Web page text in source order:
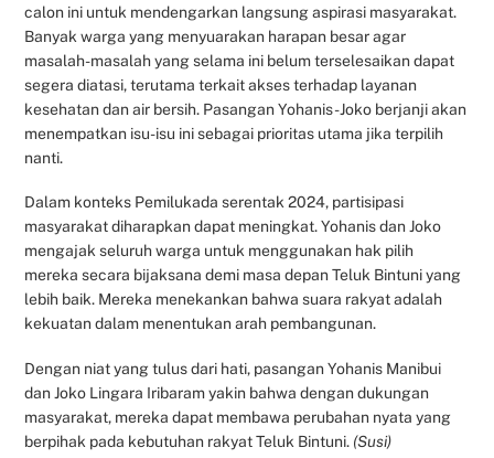
calon ini untuk mendengarkan langsung aspirasi masyarakat.
Banyak warga yang menyuarakan harapan besar agar
masalah-masalah yang selama ini belum terselesaikan dapat
segera diatasi, terutama terkait akses terhadap layanan
kesehatan dan air bersih. Pasangan Yohanis-Joko berjanji akan
menempatkan isu-isu ini sebagai prioritas utama jika terpilih
nanti.
Dalam konteks Pemilukada serentak 2024, partisipasi
masyarakat diharapkan dapat meningkat. Yohanis dan Joko
mengajak seluruh warga untuk menggunakan hak pilih
mereka secara bijaksana demi masa depan Teluk Bintuni yang
lebih baik. Mereka menekankan bahwa suara rakyat adalah
kekuatan dalam menentukan arah pembangunan.
Dengan niat yang tulus dari hati, pasangan Yohanis Manibui
dan Joko Lingara Iribaram yakin bahwa dengan dukungan
masyarakat, mereka dapat membawa perubahan nyata yang
berpihak pada kebutuhan rakyat Teluk Bintuni. (Susi)